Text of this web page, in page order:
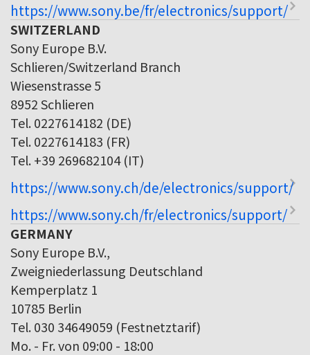
https://www.sony.be/fr/electronics/support/
SWITZERLAND
Sony Europe B.V.
Schlieren/Switzerland Branch
Wiesenstrasse 5
8952 Schlieren
Tel. 0227614182 (DE)
Tel. 0227614183 (FR)
Tel. +39 269682104 (IT)
https://www.sony.ch/de/electronics/support/
https://www.sony.ch/fr/electronics/support/
GERMANY
Sony Europe B.V.,
Zweigniederlassung Deutschland
Kemperplatz 1
10785 Berlin
Tel. 030 34649059 (Festnetztarif)
Mo. - Fr. von 09:00 - 18:00